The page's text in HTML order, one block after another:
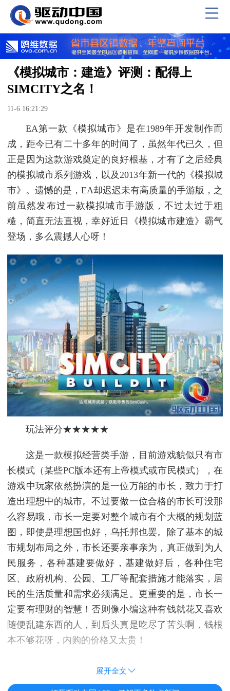
《模拟城市：建造》评测：配得上
SIMCITY之名！
11-6 16:21:29
EA第一款《模拟城市》是在1989年开发制作而
成，距今已有二十多年的时间了，虽然年代已久，但
正是因为这款游戏奠定的良好根基，才有了之后经典
的模拟城市系列游戏，以及2013年新一代的《模拟城
市》。遗憾的是，EA却迟迟未有高质量的手游版，之
前虽然发布过一款模拟城市手游版，不过太过于粗
糙，简直无法直视，幸好近日《模拟城市建造》霸气
登场，多么震撼人心呀！
玩法评分★★★★★
这是一款模拟经营类手游，目前游戏貌似只有市
长模式（某些PC版本还有上帝模式或市民模式），在
游戏中玩家依然扮演的是一位万能的市长，致力于打
造出理想中的城市。不过要做一位合格的市长可没那
么容易哦，市长一定要对整个城市有个大概的规划蓝
图，即使是理想国也好，乌托邦也罢。除了基本的城
市规划布局之外，市长还要亲事亲为，真正做到为人
民服务，各种基建要做好，基建做好后，各种住宅
区、政府机构、公园、工厂等配套措施才能落实，居
民的生活质量和需求必须满足。更重要的是，市长一
定要有理财的智慧！否则像小编这种有钱就花又喜欢
随便乱建东西的人，到后头真是吃尽了苦头啊，钱根
本不够花呀，内购的价格又太贵！
展开全文